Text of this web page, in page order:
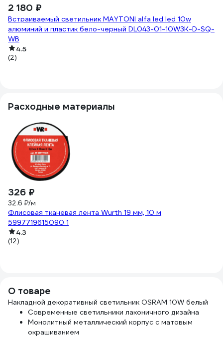
2 180 ₽
Встраиваемый светильник MAYTONI alfa led led 10w
алюминий и пластик бело-черный DL043-01-10W3K-D-SQ-
WB
4.5
(2)
Расходные материалы
326 ₽
32.6 ₽/м
Флисовая тканевая лента Wurth 19 мм, 10 м
5997719615090 1
4.3
(12)
О товаре
Накладной декоративный светильник OSRAM 10W белый
Современные светильники лаконичного дизайна
Монолитный металлический корпус с матовым
окрашиванием